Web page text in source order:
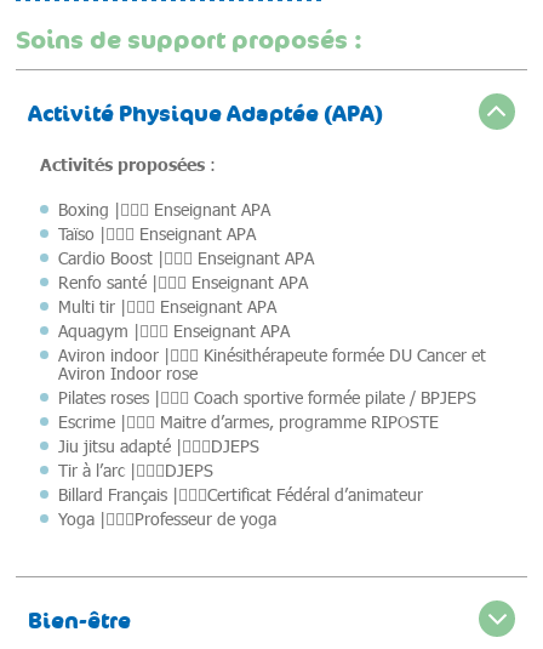
Soins de support proposés :
Activité Physique Adaptée (APA)
Activités proposées:
Boxing |🙎🏻‍♂️ Enseignant APA
Taïso |🙎🏻‍♂️ Enseignant APA
Cardio Boost |🙎🏻‍♂️ Enseignant APA
Renfo santé |🙎🏻‍♂️ Enseignant APA
Multi tir |🙎🏻‍♂️ Enseignant APA
Aquagym |🙎🏻‍♂️ Enseignant APA
Aviron indoor |🙎🏻‍♀️ Kinésithérapeute formée DU Cancer et
Aviron Indoor rose
Pilates roses |🙎🏻‍♀️ Coach sportive formée pilate / BPJEPS
Escrime |🙎🏻‍♂️ Maitre d’armes, programme RIPOSTE
Jiu jitsu adapté |🙎🏻‍♀️DJEPS
Tir à l’arc |🙎🏻‍♂️DJEPS
Billard Français |🙎🏻‍♂️Certificat Fédéral d’animateur
Yoga |🙎🏻‍♀️Professeur de yoga
Bien-être